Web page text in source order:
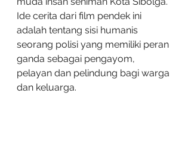
Ide cerita dari film pendek ini
adalah tentang sisi humanis
seorang polisi yang memiliki peran
ganda sebagai pengayom,
pelayan dan pelindung bagi warga
dan keluarga.